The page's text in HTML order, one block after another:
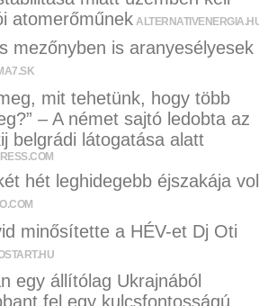
atomerőműnek
mezőnyben is aranyesélyesek
mit tehetünk, hogy több
– A német sajtó ledobta az
belgrádi látogatása alatt
hét leghidegebb éjszakája
minősítette a HÉV-et Dj Oti
egy állítólag Ukrajnából
fel egy kulcsfontosságú